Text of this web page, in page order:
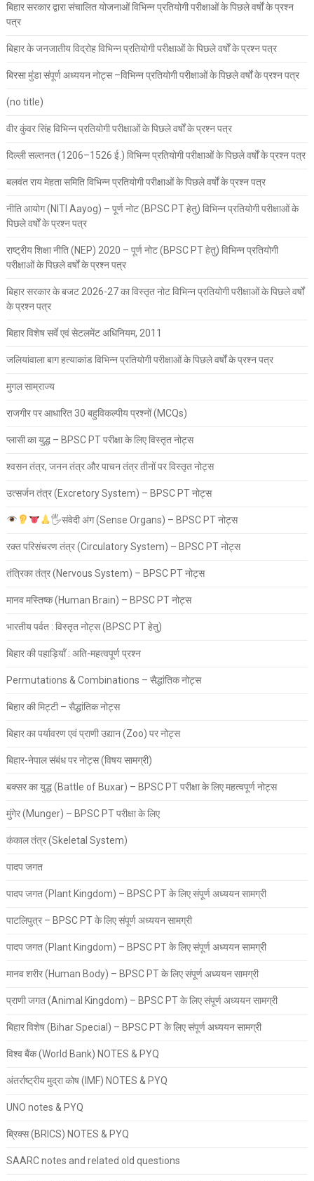
बिहार सरकार द्वारा संचालित योजनाओं विभिन्न प्रतियोगी परीक्षाओं के पिछले वर्षों के प्रश्न
पत्र
बिहार के जनजातीय विद्रोह विभिन्न प्रतियोगी परीक्षाओं के पिछले वर्षों के प्रश्न पत्र
बिरसा मुंडा संपूर्ण अध्ययन नोट्स –विभिन्न प्रतियोगी परीक्षाओं के पिछले वर्षों के प्रश्न पत्र
(no title)
वीर कुंवर सिंह विभिन्न प्रतियोगी परीक्षाओं के पिछले वर्षों के प्रश्न पत्र
दिल्ली सल्तनत (1206–1526 ई.) विभिन्न प्रतियोगी परीक्षाओं के पिछले वर्षों के प्रश्न पत्र
बलवंत राय मेहता समिति विभिन्न प्रतियोगी परीक्षाओं के पिछले वर्षों के प्रश्न पत्र
नीति आयोग (NITI Aayog) – पूर्ण नोट (BPSC PT हेतु) विभिन्न प्रतियोगी परीक्षाओं के
पिछले वर्षों के प्रश्न पत्र
राष्ट्रीय शिक्षा नीति (NEP) 2020 – पूर्ण नोट (BPSC PT हेतु) विभिन्न प्रतियोगी
परीक्षाओं के पिछले वर्षों के प्रश्न पत्र
बिहार सरकार के बजट 2026-27 का विस्तृत नोट विभिन्न प्रतियोगी परीक्षाओं के पिछले वर्षों
के प्रश्न पत्र
बिहार विशेष सर्वे एवं सेटलमेंट अधिनियम, 2011
जलियांवाला बाग हत्याकांड विभिन्न प्रतियोगी परीक्षाओं के पिछले वर्षों के प्रश्न पत्र
मुगल साम्राज्य
राजगीर पर आधारित 30 बहुविकल्पीय प्रश्नों (MCQs)
प्लासी का युद्ध – BPSC PT परीक्षा के लिए विस्तृत नोट्स
श्वसन तंत्र, जनन तंत्र और पाचन तंत्र तीनों पर विस्तृत नोट्स
उत्सर्जन तंत्र (Excretory System) – BPSC PT नोट्स
🖐संवेदी अंग (Sense Organs) – BPSC PT नोट्स
रक्त परिसंचरण तंत्र (Circulatory System) – BPSC PT नोट्स
तंत्रिका तंत्र (Nervous System) – BPSC PT नोट्स
मानव मस्तिष्क (Human Brain) – BPSC PT नोट्स
भारतीय पर्वत : विस्तृत नोट्स (BPSC PT हेतु)
बिहार की पहाड़ियाँ : अति-महत्वपूर्ण प्रश्न
Permutations & Combinations – सैद्धांतिक नोट्स
बिहार की मिट्टी – सैद्धांतिक नोट्स
बिहार का पर्यावरण एवं प्राणी उद्यान (Zoo) पर नोट्स
बिहार-नेपाल संबंध पर नोट्स (विषय सामग्री)
बक्सर का युद्ध (Battle of Buxar) – BPSC PT परीक्षा के लिए महत्वपूर्ण नोट्स
मुंगेर (Munger) – BPSC PT परीक्षा के लिए
कंकाल तंत्र (Skeletal System)
पादप जगत
पादप जगत (Plant Kingdom) – BPSC PT के लिए संपूर्ण अध्ययन सामग्री
पाटलिपुत्र – BPSC PT के लिए संपूर्ण अध्ययन सामग्री
पादप जगत (Plant Kingdom) – BPSC PT के लिए संपूर्ण अध्ययन सामग्री
मानव शरीर (Human Body) – BPSC PT के लिए संपूर्ण अध्ययन सामग्री
प्राणी जगत (Animal Kingdom) – BPSC PT के लिए संपूर्ण अध्ययन सामग्री
बिहार विशेष (Bihar Special) – BPSC PT के लिए संपूर्ण अध्ययन सामग्री
विश्व बैंक (World Bank) NOTES & PYQ
अंतर्राष्ट्रीय मुद्रा कोष (IMF) NOTES & PYQ
UNO notes & PYQ
ब्रिक्स (BRICS) NOTES & PYQ
SAARC notes and related old questions